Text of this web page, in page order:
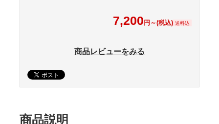
7,200 円～(税込) 送料込
商品レビューをみる
商品説明